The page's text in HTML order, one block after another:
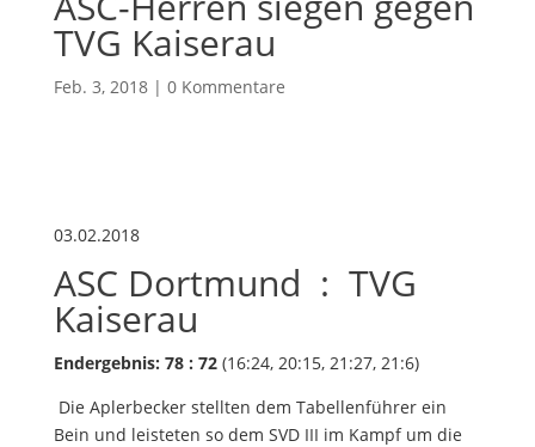
TVG Kaiserau
Feb. 3, 2018| 0 Kommentare
03.02.2018
ASC Dortmund : TVG
Kaiserau
Endergebnis: 78 : 72(16:24, 20:15, 21:27, 21:6)
Die Aplerbecker stellten dem Tabellenführer ein
Bein und leisteten so dem SVD III im Kampf um die